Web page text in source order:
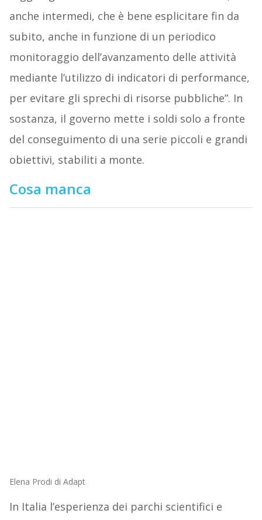
anche intermedi, che è bene esplicitare fin da
subito, anche in funzione di un periodico
monitoraggio dell’avanzamento delle attività
mediante l’utilizzo di indicatori di performance,
per evitare gli sprechi di risorse pubbliche”. In
sostanza, il governo mette i soldi solo a fronte
del conseguimento di una serie piccoli e grandi
obiettivi, stabiliti a monte.
Cosa manca
Elena Prodi di Adapt
In Italia l’esperienza dei parchi scientifici e